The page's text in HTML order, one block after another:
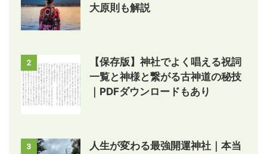
大原則も解説
2
【保存版】神社でよく唱える祝詞
一覧と神様と繋がる古神道の秘技
｜PDFダウンロードもあり
3
人生が変わる最強開運神社｜本当